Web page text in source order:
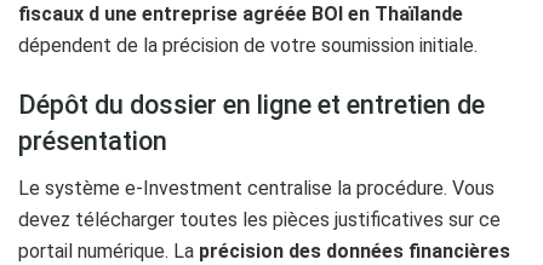
fiscaux d une entreprise agréée BOI en Thaïlande
dépendent de la précision de votre soumission initiale.
Dépôt du dossier en ligne et entretien de
présentation
Le système e-Investment centralise la procédure. Vous
devez télécharger toutes les pièces justificatives sur ce
portail numérique. La précision des données financières